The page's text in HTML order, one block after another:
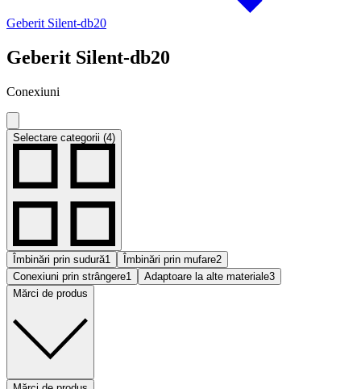
Geberit Silent-db20
Geberit Silent-db20
Conexiuni
Selectare categorii (4)
Îmbinări prin sudură1 Îmbinări prin mufare2
Conexiuni prin strângere1 Adaptoare la alte materiale3
Mărci de produs